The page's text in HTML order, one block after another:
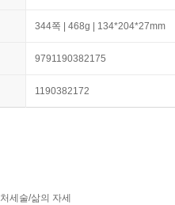
344쪽 | 468g | 134*204*27mm
9791190382175
1190382172
처세술/삶의 자세